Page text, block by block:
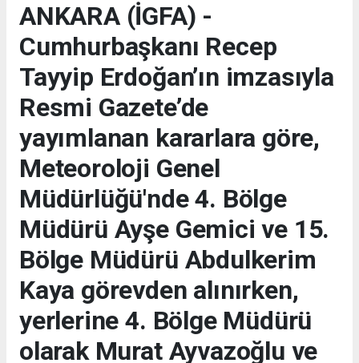
ANKARA (İGFA) -
Cumhurbaşkanı Recep
Tayyip Erdoğan’ın imzasıyla
Resmi Gazete’de
yayımlanan kararlara göre,
Meteoroloji Genel
Müdürlüğü'nde 4. Bölge
Müdürü Ayşe Gemici ve 15.
Bölge Müdürü Abdulkerim
Kaya görevden alınırken,
yerlerine 4. Bölge Müdürü
olarak Murat Ayvazoğlu ve